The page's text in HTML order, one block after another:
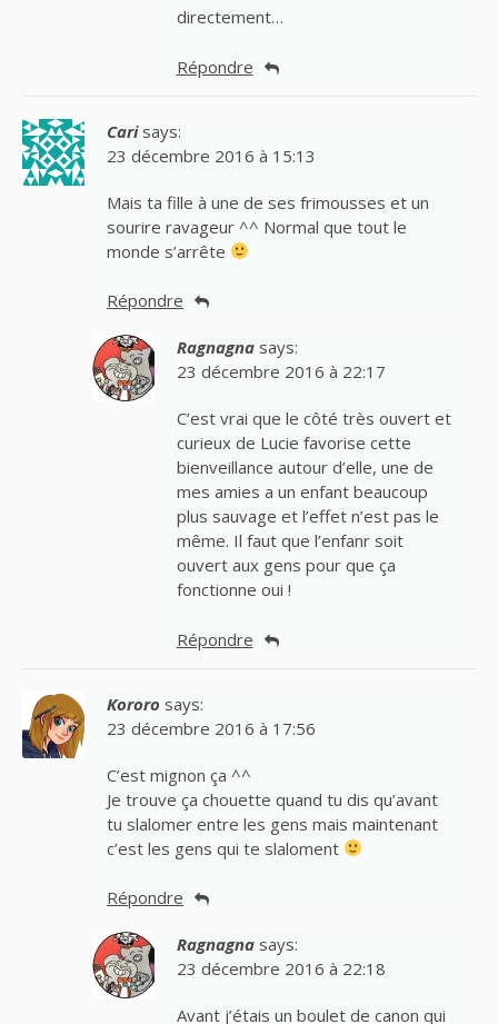
directement…
Répondre
Cari says:
23 décembre 2016 à 15:13
Mais ta fille à une de ses frimousses et un
sourire ravageur ^^ Normal que tout le
monde s’arrête
Répondre
Ragnagna says:
23 décembre 2016 à 22:17
C’est vrai que le côté très ouvert et
curieux de Lucie favorise cette
bienveillance autour d’elle, une de
mes amies a un enfant beaucoup
plus sauvage et l’effet n’est pas le
même. Il faut que l’enfanr soit
ouvert aux gens pour que ça
fonctionne oui !
Répondre
Kororo says:
23 décembre 2016 à 17:56
C’est mignon ça ^^
Je trouve ça chouette quand tu dis qu’avant
tu slalomer entre les gens mais maintenant
c’est les gens qui te slaloment
Répondre
Ragnagna says:
23 décembre 2016 à 22:18
Avant j’étais un boulet de canon qui